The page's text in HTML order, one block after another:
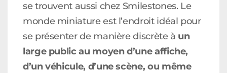
se trouvent aussi chez Smilestones. Le
monde miniature est l’endroit idéal pour
se présenter de manière discrète à un
large public au moyen d’une affiche,
d’un véhicule, d’une scène, ou même